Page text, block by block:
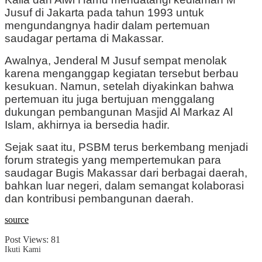
Jusufdi Jakarta pada tahun 1993 untuk
mengundangnya hadir dalam pertemuan
saudagar pertama di Makassar.
Awalnya, Jenderal M Jusuf sempat menolak
karena menganggap kegiatan tersebut berbau
kesukuan. Namun, setelah diyakinkan bahwa
pertemuan itu juga bertujuan menggalang
dukungan pembangunan Masjid Al Markaz Al
Islam, akhirnya ia bersedia hadir.
Sejak saat itu, PSBM terus berkembang menjadi
forum strategis yang mempertemukan para
saudagar Bugis Makassar dari berbagai daerah,
bahkan luar negeri, dalam semangat kolaborasi
dan kontribusi pembangunan daerah.
source
Post Views: 81
Ikuti Kami